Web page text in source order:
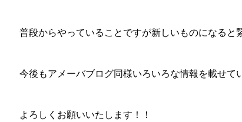
普段からやっていることですが新しいものになると
今後もアメーバブログ同様いろいろな情報を載せて
よろしくお願いいたします！！